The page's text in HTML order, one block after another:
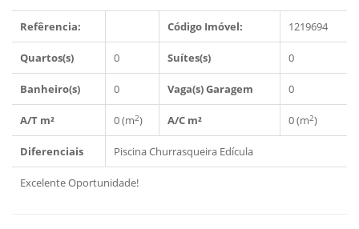
Refêrencia: Código Imóvel: 1219694
Quartos(s) 0 Suítes(s) 0
Banheiro(s) 0 Vaga(s) Garagem 0
A/T m² 0 (m2) A/C m² 0 (m2)
Diferenciais PiscinaChurrasqueira Edícula
Excelente Oportunidade!